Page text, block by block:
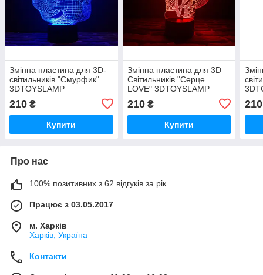
Змінна пластина для 3D-
світильників "Смурфик"
3DTOYSLAMP
210 ₴
Купити
Змінна пластина для 3D
Світильників "Серце
LOVE" 3DTOYSLAMP
210₴
Купити
210
Про нас
100% позитивних з 62 відгуків за рік
Працює з 03.05.2017
м. Харків
Харків, Україна
Контакти